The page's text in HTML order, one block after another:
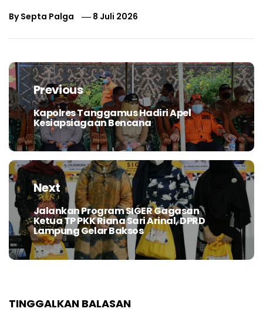
BySepta Palga 8 Juli 2026
Navigasi
posPrevious
Previous
post:
Kapolres Tanggamus Hadiri Apel
Kesiapsiagaan Bencana
Next
Next
post:
Jalankan Program SIGER Gagasan
Ketua TP PKK Riana Sari Arinal, DPRD
Lampung Gelar Baksos
TINGGALKAN BALASAN